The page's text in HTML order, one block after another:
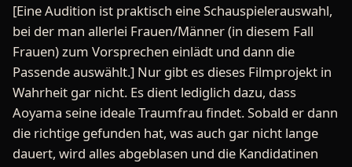
[Eine Audition ist praktisch eine Schauspielerauswahl,
bei der man allerlei Frauen/Männer (in diesem Fall
Frauen) zum Vorsprechen einlädt und dann die
Passende auswählt.] Nur gibt es dieses Filmprojekt in
Wahrheit gar nicht. Es dient lediglich dazu, dass
Aoyama seine ideale Traumfrau findet. Sobald er dann
die richtige gefunden hat, was auch gar nicht lange
dauert, wird alles abgeblasen und die Kandidatinen